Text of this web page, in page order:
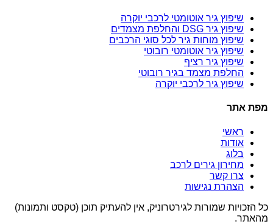
שיפוץ גיר אוטומטי לרכבי יוקרה
שיפוץ גיר DSG והחלפת מצמדים
שיפוץ מוחות גיר לכל סוגי הרכבים
שיפוץ גיר אוטומטי רובוטי
שיפוץ גיר רציף
החלפת מצמד בגיר רובוטי
שיפוץ גיר לרכבי יוקרה
מפת אתר
ראשי
אודות
בלוג
מחירון גירים לרכב
צרו קשר
הצהרת נגישות
כל הזכויות שמורות לגירטרוניק, אין להעתיק תוכן (טקסט ותמונות)
מהאתר.